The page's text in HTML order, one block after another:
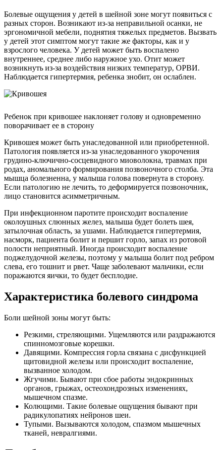
Болевые ощущения у детей в шейной зоне могут появиться с
разных сторон. Возникают из-за неправильной осанки, не
эргономичной мебели, поднятия тяжелых предметов. Вызвать
у детей этот симптом могут такие же факторы, как и у
взрослого человека. У детей может быть воспалено
внутреннее, среднее либо наружное ухо. Отит может
возникнуть из-за воздействия низких температур, ОРВИ.
Наблюдается гипертермия, ребенка знобит, он ослаблен.
Ребенок при кривошее наклоняет голову и одновременно
поворачивает ее в сторону
Кривошея может быть унаследованной или приобретенной.
Патология появляется из-за унаследованного укорочения
грудино-ключично-сосцевидного миоволокна, травмах при
родах, аномального формирования позвоночного столба. Эта
мышца болезненна, у малыша голова повернута в сторону.
Если патологию не лечить, то деформируется позвоночник,
лицо становится асимметричным.
При инфекционном паротите происходит воспаление
околоушных слюнных желез, малыша будет болеть шея,
затылочная область, за ушами. Наблюдается гипертермия,
насморк, пациента болит и першит горло, запах из ротовой
полости неприятный. Иногда происходит воспаление
поджелудочной железы, поэтому у малыша болит под ребром
слева, его тошнит и рвет. Чаще заболевают мальчики, если
поражаются яички, то будет бесплодие.
Характеристика болевого синдрома
Боли шейной зоны могут быть:
Резкими, стреляющими. Ущемляются или раздражаются
спинномозговые корешки.
Давящими. Компрессия горла связана с дисфункцией
щитовидной железы или происходит воспаление,
вызванное холодом.
Жгучими. Бывают при сбое работы эндокринных
органов, грыжах, остеохондрозных изменениях,
мышечном спазме.
Колющими. Такие болевые ощущения бывают при
радикулопатиях нейронов шеи.
Тупыми. Вызываются холодом, спазмом мышечных
тканей, невралгиями.